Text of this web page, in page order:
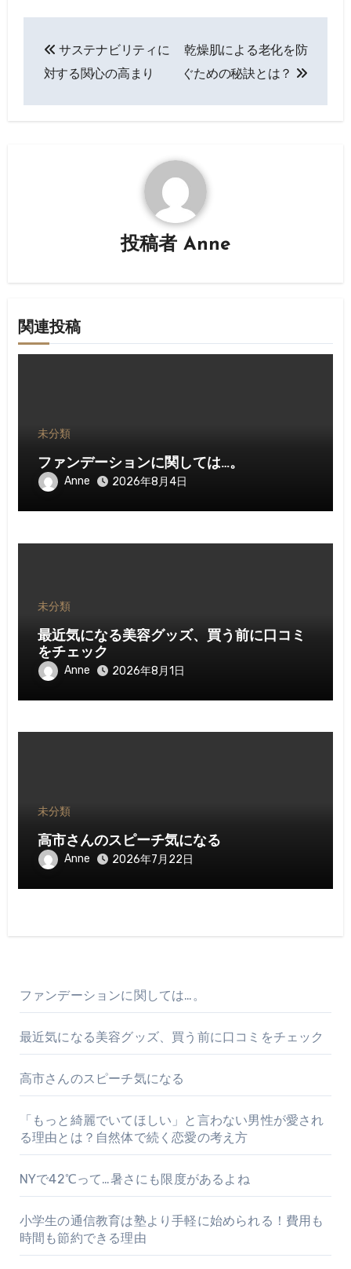
稿
サステナビリティに
対する関心の高まり
乾燥肌による老化を防
ぐための秘訣とは？
投稿者 Anne
関連投稿
未分類
ファンデーションに関しては…。
Anne 2026年8月4日
未分類
最近気になる美容グッズ、買う前に口コミ
をチェック
Anne 2026年8月1日
未分類
高市さんのスピーチ気になる
Anne 2026年7月22日
ファンデーションに関しては…。
最近気になる美容グッズ、買う前に口コミをチェック
高市さんのスピーチ気になる
「もっと綺麗でいてほしい」と言わない男性が愛され
る理由とは？自然体で続く恋愛の考え方
NYで42℃って…暑さにも限度があるよね
小学生の通信教育は塾より手軽に始められる！費用も
時間も節約できる理由